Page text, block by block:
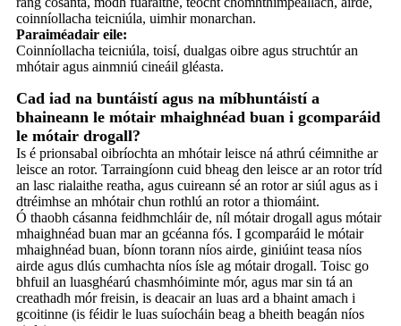
coinníollacha teicniúla, uimhir monarchan.
Paraiméadair eile:
Coinníollacha teicniúla, toisí, dualgas oibre agus struchtúr an
mhótair agus ainmniú cineáil gléasta.
Cad iad na buntáistí agus na míbhuntáistí a
bhaineann le mótair mhaighnéad buan i gcomparáid
le mótair drogall?
Is é prionsabal oibríochta an mhótair leisce ná athrú céimnithe ar
leisce an rotor. Tarraingíonn cuid bheag den leisce ar an rotor tríd
an lasc rialaithe reatha, agus cuireann sé an rotor ar siúl agus as i
dtréimhse an mhótair chun rothlú an rotor a thiomáint.
Ó thaobh cásanna feidhmchláir de, níl mótair drogall agus mótair
mhaighnéad buan mar an gcéanna fós. I gcomparáid le mótair
mhaighnéad buan, bíonn torann níos airde, giniúint teasa níos
airde agus dlús cumhachta níos ísle ag mótair drogall. Toisc go
bhfuil an luasghéarú chasmhóiminte mór, agus mar sin tá an
creathadh mór freisin, is deacair an luas ard a bhaint amach i
gcoitinne (is féidir le luas suíocháin beag a bheith beagán níos